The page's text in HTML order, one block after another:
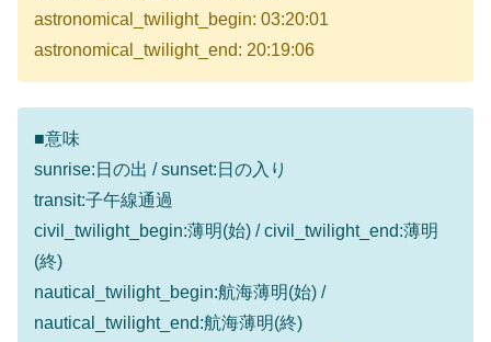
astronomical_twilight_begin: 03:20:01
astronomical_twilight_end: 20:19:06
■意味
sunrise:日の出 / sunset:日の入り
transit:子午線通過
civil_twilight_begin:薄明(始) / civil_twilight_end:薄明
(終)
nautical_twilight_begin:航海薄明(始) /
nautical_twilight_end:航海薄明(終)